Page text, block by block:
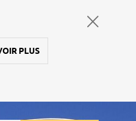
PLUS